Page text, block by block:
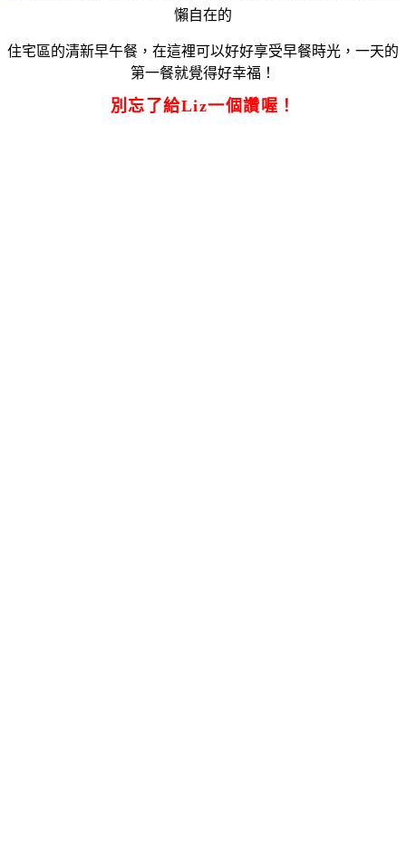
住宅區的清新早午餐，在這裡可以好好享受早餐時光，一天的
第一餐就覺得好幸福！
別忘了給Liz一個讚喔！